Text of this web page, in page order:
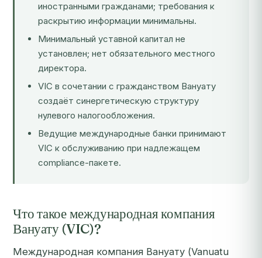
иностранными гражданами; требования к
раскрытию информации минимальны.
Минимальный уставной капитал не
установлен; нет обязательного местного
директора.
VIC в сочетании с гражданством Вануату
создаёт синергетическую структуру
нулевого налогообложения.
Ведущие международные банки принимают
VIC к обслуживанию при надлежащем
compliance-пакете.
Что такое международная компания
Вануату (VIC)?
Международная компания Вануату (Vanuatu